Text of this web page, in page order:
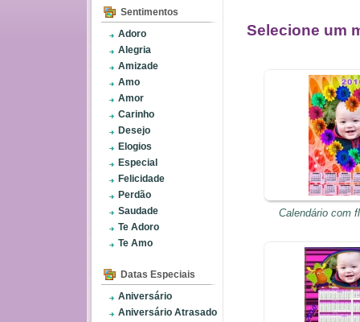
Sentimentos
Adoro
Alegria
Amizade
Amo
Amor
Carinho
Desejo
Elogios
Especial
Felicidade
Perdão
Saudade
Te Adoro
Te Amo
Datas Especiais
Aniversário
Aniversário Atrasado
Selecione um
Calendário com